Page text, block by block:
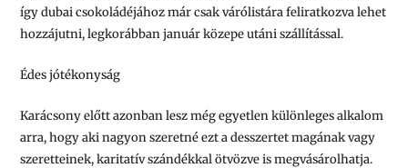
így dubai csokoládéjához már csak várólistára feliratkozva lehet
hozzájutni, legkorábban január közepe utáni szállítással.
Édes jótékonyság
Karácsony előtt azonban lesz még egyetlen különleges alkalom
arra, hogy aki nagyon szeretné ezt a desszertet magának vagy
szeretteinek, karitatív szándékkal ötvözve is megvásárolhatja.